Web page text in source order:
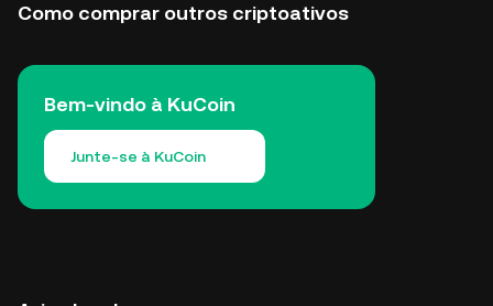
Como comprar outros criptoativos
Bem-vindo à KuCoin
Junte-se à KuCoin